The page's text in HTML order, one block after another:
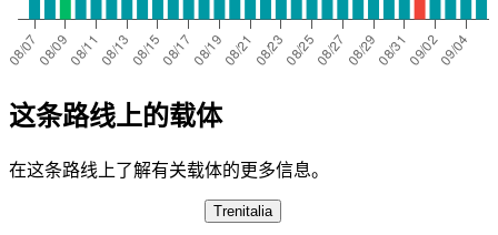
这条路线上的载体
在这条路线上了解有关载体的更多信息。
Trenitalia